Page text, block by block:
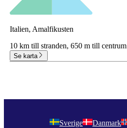
Italien, Amalfikusten
10 km till stranden, 650 m till centrum
Se karta
Sverige Danmark